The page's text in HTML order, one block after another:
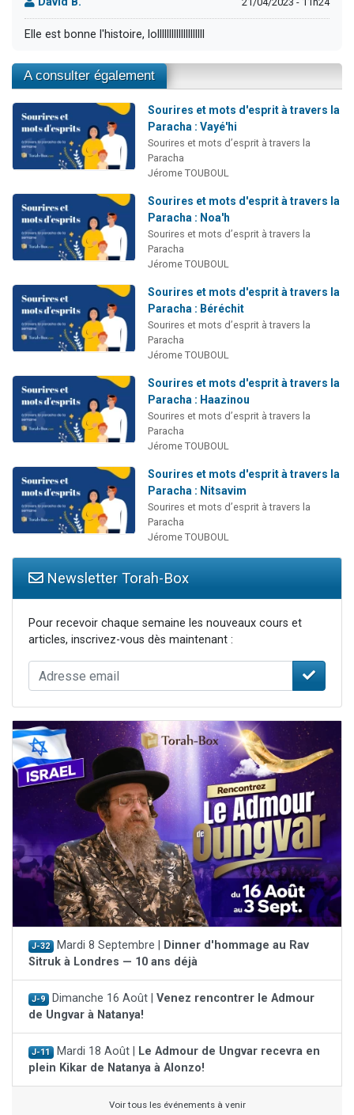
Elle est bonne l'histoire, lollllllllllllllllllll
A consulter également
Sourires et mots d'esprit à travers la
Paracha : Vayé'hi
Sourires et mots d’esprit à travers la
Paracha
Jérome TOUBOUL
Sourires et mots d'esprit à travers la
Paracha : Noa'h
Sourires et mots d’esprit à travers la
Paracha
Jérome TOUBOUL
Sourires et mots d'esprit à travers la
Paracha : Béréchit
Sourires et mots d’esprit à travers la
Paracha
Jérome TOUBOUL
Sourires et mots d'esprit à travers la
Paracha : Haazinou
Sourires et mots d’esprit à travers la
Paracha
Jérome TOUBOUL
Sourires et mots d'esprit à travers la
Paracha : Nitsavim
Sourires et mots d’esprit à travers la
Paracha
Jérome TOUBOUL
Newsletter Torah-Box
Pour recevoir chaque semaine les nouveaux cours et
articles, inscrivez-vous dès maintenant :
J-32 Mardi 8 Septembre |
Dinner d'hommage au Rav
Sitruk à Londres — 10 ans déjà
J-9 Dimanche 16 Août | Venez rencontrer le Admour
de Ungvar à Natanya!
J-11 Mardi 18 Août |
Le Admour de Ungvar recevra en
plein Kikar de Natanya à Alonzo!
Voir tous les événements à venir